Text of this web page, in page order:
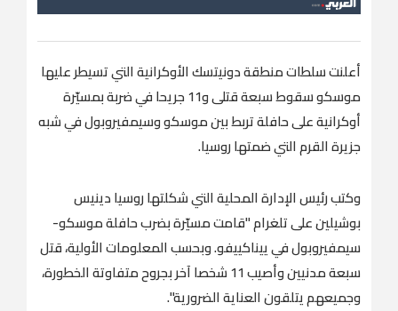
أعلنت سلطات منطقة دونيتسك الأوكرانية التي تسيطر عليها
موسكو سقوط سبعة قتلى و11 جريحا في ضربة بمسيّرة
أوكرانية على حافلة تربط بين موسكو وسيمفيروبول في شبه
جزيرة القرم التي ضمتها روسيا.
وكتب رئيس الإدارة المحلية التي شكلتها روسيا دينيس
بوشيلين على تلغرام "قامت مسيّرة بضرب حافلة موسكو-
سيمفيروبول في ييناكييفو. وبحسب المعلومات الأولية، قتل
سبعة مدنيين وأصيب 11 شخصا آخر بجروح متفاوتة الخطورة،
وجميعهم يتلقون العناية الضرورية".